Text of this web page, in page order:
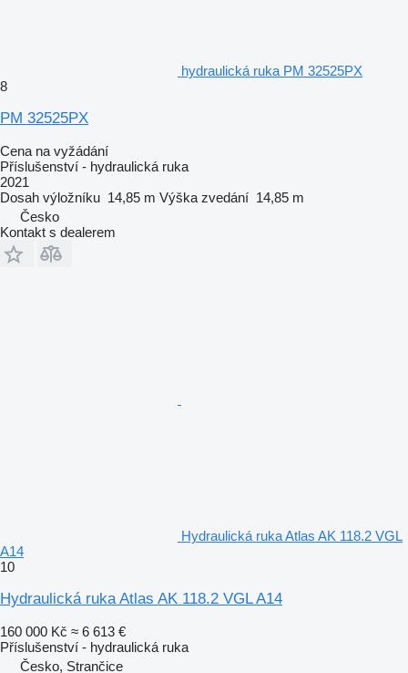
hydraulická ruka PM 32525PX
8
PM 32525PX
Cena na vyžádání
Příslušenství - hydraulická ruka
2021
Dosah výložníku 14,85 m Výška zvedání 14,85 m
Česko
Kontakt s dealerem
Hydraulická ruka Atlas AK 118.2 VGL
A14
10
Hydraulická ruka Atlas AK 118.2 VGL A14
160 000 Kč ≈ 6 613 €
Příslušenství - hydraulická ruka
Česko, Strančice